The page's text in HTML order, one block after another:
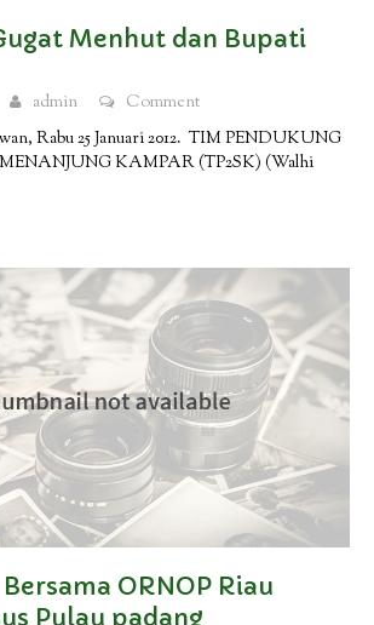
Menhut dan Bupati
admin
Comment
Rabu 25 Januari 2012. TIM PENDUKUNG
KAMPAR (TP2SK) (Walhi
ORNOP Riau
Pulau padang